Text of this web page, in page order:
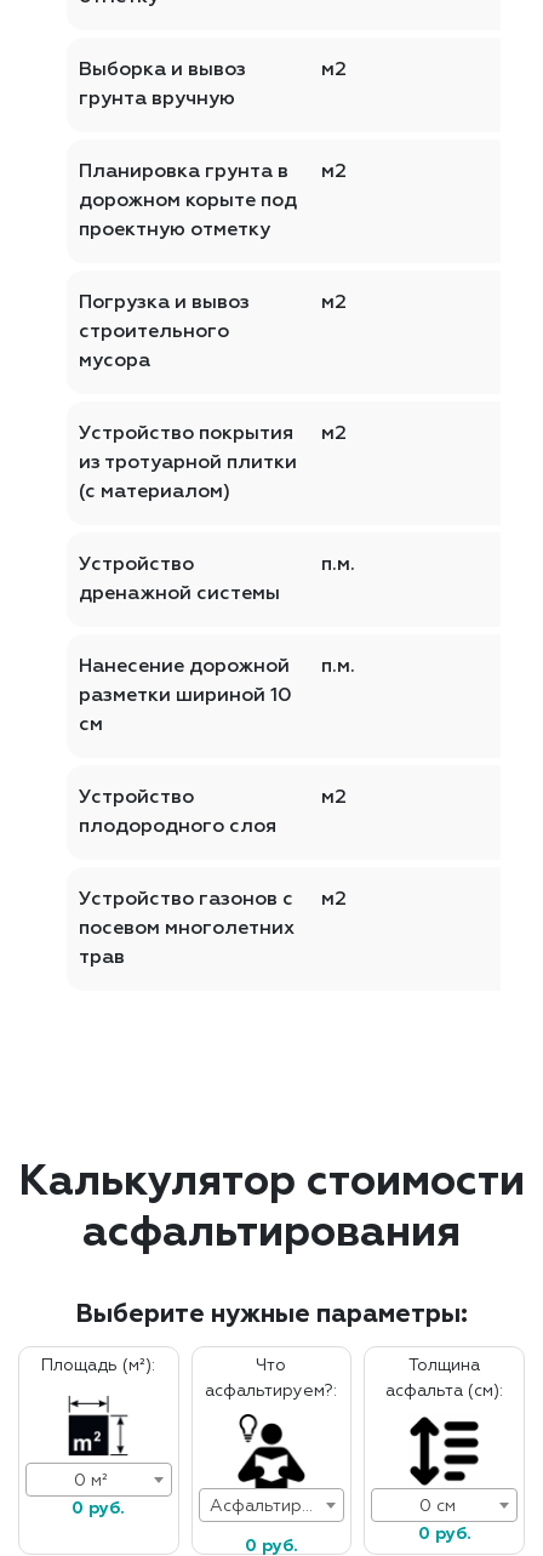
Выборка и вывоз
грунта вручную
м2
Планировка грунта в
дорожном корыте под
проектную отметку
м2
Погрузка и вывоз
строительного
мусора
м2
Устройство покрытия
из тротуарной плитки
(с материалом)
м2
Устройство
дренажной системы
п.м.
Нанесение дорожной
разметки шириной 10
см
п.м.
Устройство
плодородного слоя
м2
Устройство газонов с
посевом многолетних
трав
м2
Калькулятор стоимости
асфальтирования
Выберите нужные параметры:
Площадь (м²):
0 м²
0 руб.
Что
асфальтируем?:
0 руб.
Толщина
асфальта (см):
0 см
0 руб.